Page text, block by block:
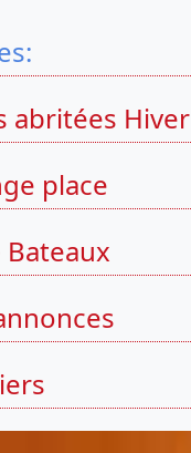
abritées Hiver
place
Bateaux